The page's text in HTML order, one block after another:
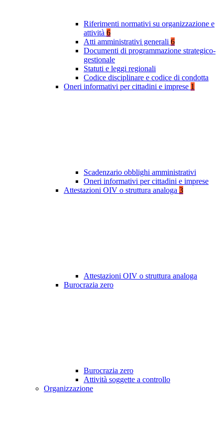
Riferimenti normativi su organizzazione e
attività 6
Atti amministrativi generali 6
Documenti di programmazione strategico-
gestionale
Statuti e leggi regionali
Codice disciplinare e codice di condotta
Oneri informativi per cittadini e imprese 1
Scadenzario obblighi amministrativi
Oneri informativi per cittadini e imprese
Attestazioni OIV o struttura analoga 3
Attestazioni OIV o struttura analoga
Burocrazia zero
Burocrazia zero
Attività soggette a controllo
Organizzazione